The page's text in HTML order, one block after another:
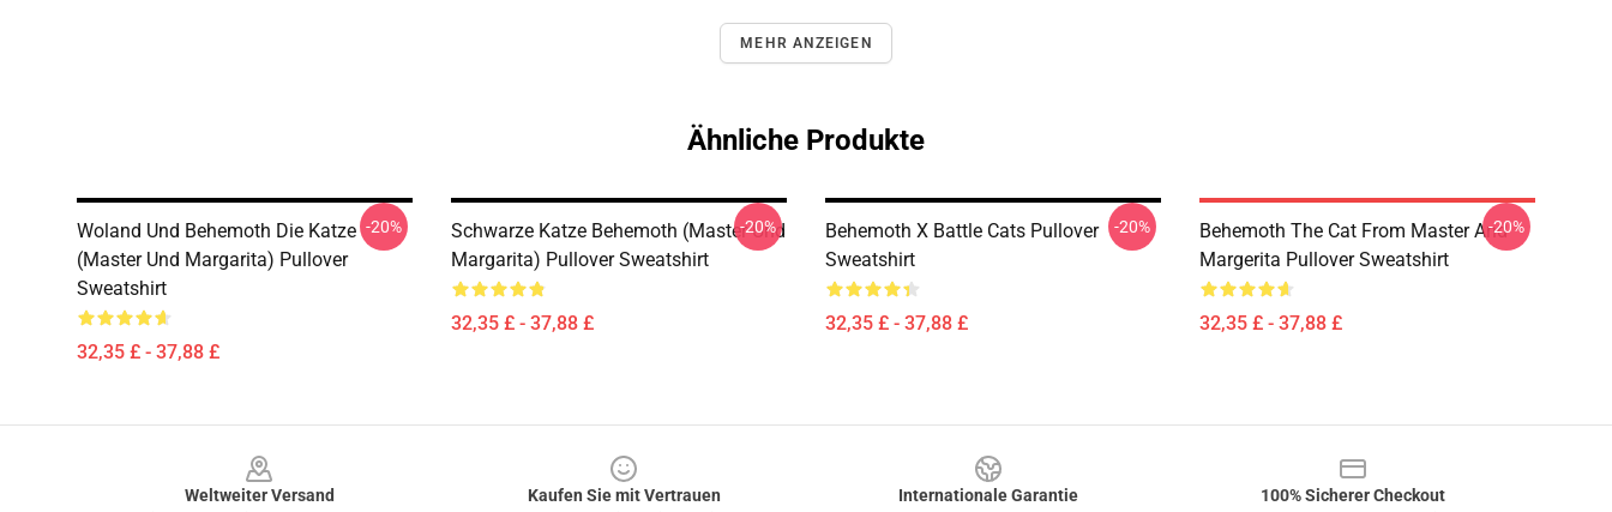
MEHR ANZEIGEN
Ähnliche Produkte
Woland Und Behemoth Die Katze
(Master Und Margarita) Pullover
Sweatshirt
32,35 £ - 37,88 £
-20%
Schwarze Katze Behemoth (Master Und
Margarita) Pullover Sweatshirt
32,35 £ - 37,88 £
-20%
Behemoth X Battle Cats Pullover
Sweatshirt
32,35 £ - 37,88 £
-20%
Behemoth The Cat From Master And
Margerita Pullover Sweatshirt
32,35 £ - 37,88 £
-20%
Weltweiter Versand
Kaufen Sie mit Vertrauen
Internationale Garantie
100% Sicherer Checkout